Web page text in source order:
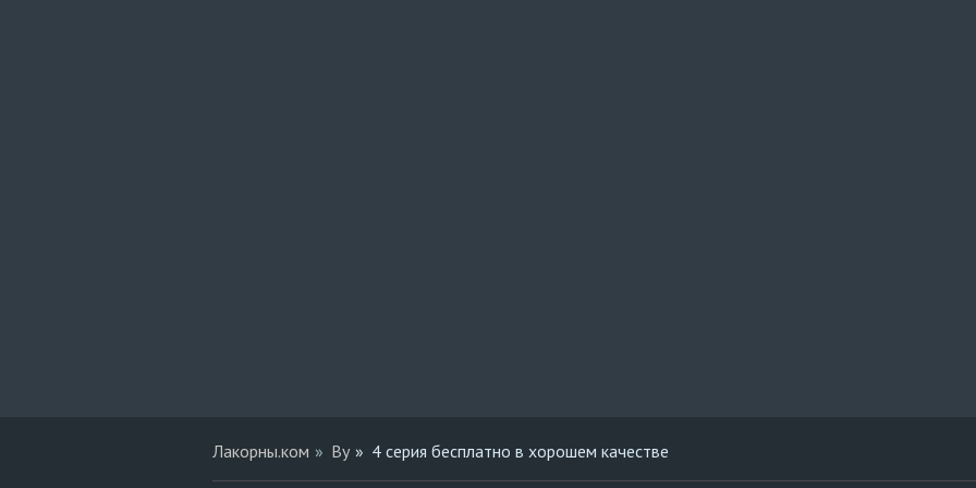
Лакорны.ком Ву 4 серия бесплатно в хорошем качестве